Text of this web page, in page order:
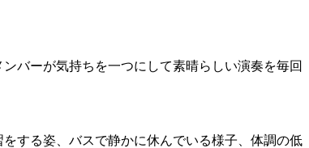
バーが気持ちを一つにして素晴らしい演奏を毎回
する姿、バスで静かに休んでいる様子、体調の低